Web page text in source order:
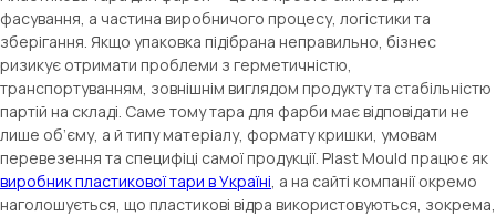
фасування, а частина виробничого процесу, логістики та
зберігання. Якщо упаковка підібрана неправильно, бізнес
ризикує отримати проблеми з герметичністю,
транспортуванням, зовнішнім виглядом продукту та стабільністю
партій на складі. Саме тому тара для фарби має відповідати не
лише об’єму, а й типу матеріалу, формату кришки, умовам
перевезення та специфіці самої продукції. Plast Mould працює як
виробник пластикової тари в Україні, а на сайті компанії окремо
наголошується, що пластикові відра використовуються, зокрема,